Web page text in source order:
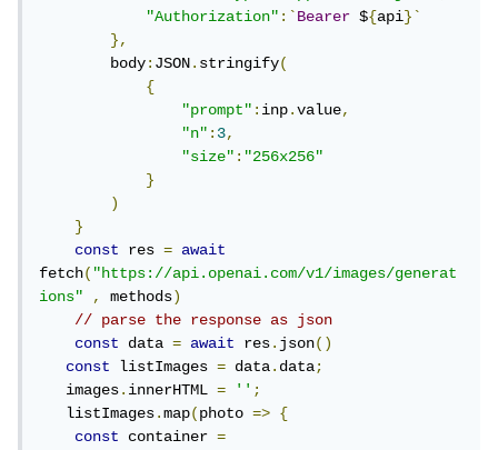
"Authorization":`Bearer ${api}`
},
        body
:JSON.stringify(
{
"prompt":inp.value,
"n":3,
"size":"256x256"
}
)
}
const
res =
await
fetch("https://api.openai.com/v1/images/generat
ions"
, methods)
// parse the response as json
const
data = await res.json()
const
listImages = data.data;
   images
.innerHTML = '';
   listImages
.map(photo =>
{
const
container =